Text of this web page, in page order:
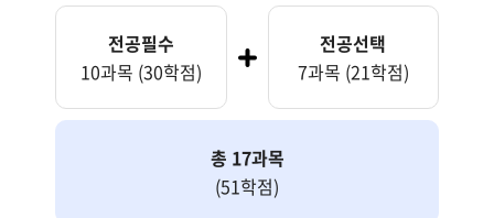
전공필수
10과목 (30학점)
전공선택
7과목 (21학점)
총 17과목
(51학점)